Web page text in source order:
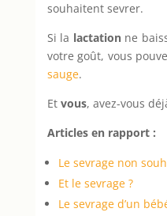
souhaitent sevrer.
Si la lactationne
votre goût, vous
sauge.
Et vous, avez-vous
Articles en rapport :
Le sevrage non
Et le sevrage ?
Le sevrage d’un